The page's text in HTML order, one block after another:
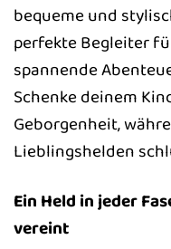
bequeme und
perfekte Begleiter
spannende
Schenke deinem
Geborgenheit,
Lieblingshelden
Ein Held in jeder
vereint